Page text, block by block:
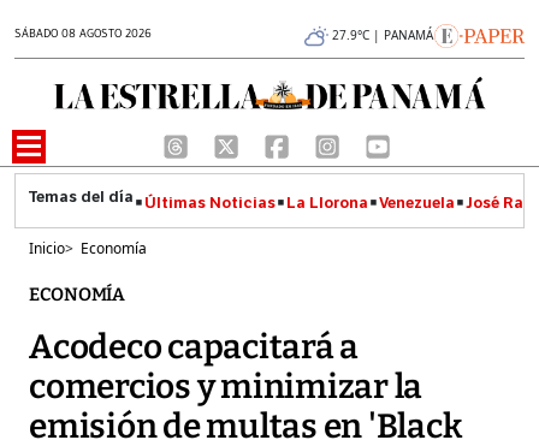
SÁBADO 08 AGOSTO 2026 27.9°C | PANAMÁ
Últimas Noticias La Llorona Venezuela José
Inicio> Economía
ECONOMÍA
Acodeco capacitará a
comercios y minimizar la
emisión de multas en 'Black